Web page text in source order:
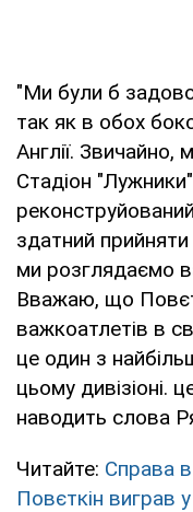
"Ми були б
так як в обох
Англії. Звичайно,
Стадіон
здатний
ми розглядаємо
Вважаю, що
важкоатлетів в
це один з
цьому дивізіоні.
наводить слова
Читайте: Справа в
Повєткін виграв